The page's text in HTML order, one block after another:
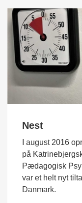
Nest
I august 2016
på
Pædagogisk
var et helt nyt
Danmark.